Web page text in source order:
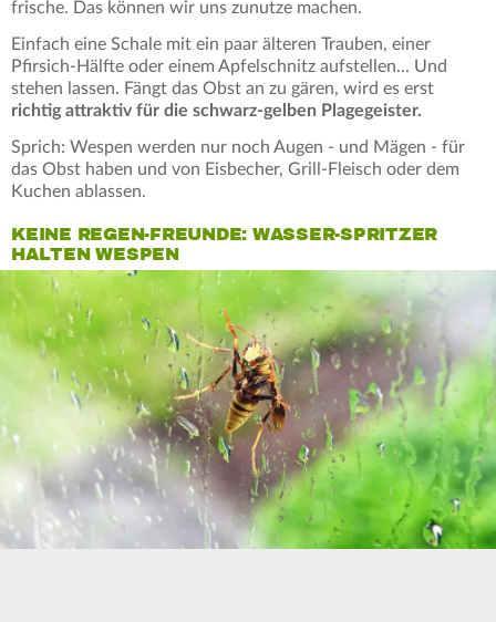
frische. Das können wir uns zunutze machen.
Einfach eine Schale mit ein paar älteren Trauben, einer
Pfirsich-Hälfte oder einem Apfelschnitz aufstellen... Und
stehen lassen. Fängt das Obst an zu gären, wird es erst
richtig attraktiv für die schwarz-gelben Plagegeister.
Sprich: Wespen werden nur noch Augen - und Mägen - für
das Obst haben und von Eisbecher, Grill-Fleisch oder dem
Kuchen ablassen.
KEINE REGEN-FREUNDE: WASSER-SPRITZER
HALTEN WESPEN